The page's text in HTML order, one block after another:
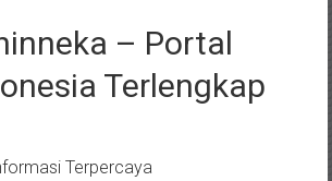
– Portal
Terlengkap
Terpercaya